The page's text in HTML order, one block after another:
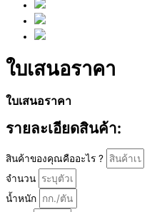
ใบเสนอราคา
ใบเสนอราคา
รายละเอียดสินค้า:
สินค้าของคุณคืออะไร ?
จำนวน
น้ำหนัก